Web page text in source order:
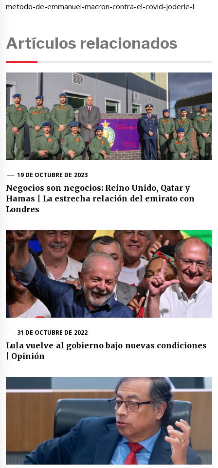
metodo-de-emmanuel-macron-contra-el-covid-joderle-l
Artículos relacionados
19 DE OCTUBRE DE 2023
Negocios son negocios: Reino Unido, Qatar y
Hamas | La estrecha relación del emirato con
Londres
31 DE OCTUBRE DE 2022
Lula vuelve al gobierno bajo nuevas condiciones
| Opinión